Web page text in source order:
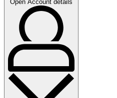
Open Account details